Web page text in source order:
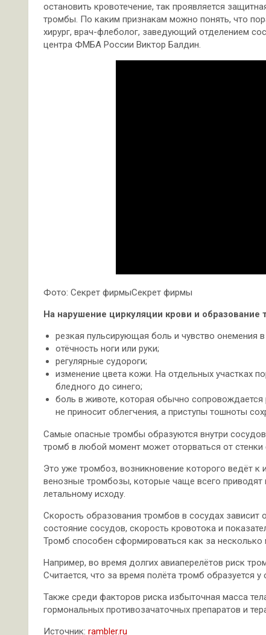
остановить кровотечение, так проявляется
тромбы. По каким признакам можно понять, что
хирург, врач-флеболог, заведующий отделением
центра ФМБА России Виктор Балдин.
Фото: Секрет фирмыСекрет фирмы
На нарушение циркуляции крови и образование
резкая пульсирующая боль и чувство онемения в
отёчность ноги или руки;
регулярные судороги;
изменение цвета кожи. На отдельных участках
бледного до синего;
боль в животе, которая обычно
не приносит облегчения, а приступы тошноты
Самые опасные тромбы образуются внутри
тромб в любой момент может оторваться от
Это уже тромбоз, возникновение которого ведёт к
венозные тромбозы, которые чаще всего приводят
летальному исходу.
Скорость образования тромбов в сосудах
состояние сосудов, скорость кровотока и
Тромб способен сформироваться как за несколько
Например, во время долгих авиаперелётов риск
Считается, что за время полёта тромб образуется
Также среди факторов риска избыточная масса
гормональных противозачаточных препаратов и
Источник: rambler.ru